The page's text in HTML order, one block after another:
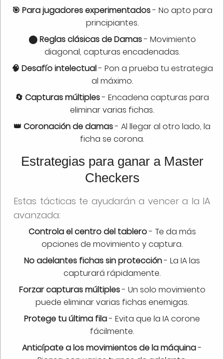
🎯 Para jugadores experimentados- No apto para
principiantes.
⬤ Reglas clásicas de Damas- Movimiento
diagonal, capturas encadenadas.
🧠 Desafío intelectual- Pon a prueba tu estrategia
al máximo.
🔄 Capturas múltiples- Encadena capturas para
eliminar varias fichas.
👑 Coronación de damas- Al llegar al otro lado, la
ficha se corona.
Estrategias para ganar a Master
Checkers
Estas tácticas te ayudarán a vencer a la IA
avanzada:
Controla el centro del tablero- Te da más
opciones de movimiento y captura.
No adelantes fichas sin protección- La IA las
capturará rápidamente.
Forzar capturas múltiples- Un solo movimiento
puede eliminar varias fichas enemigas.
Protege tu última fila- Evita que la IA corone
fácilmente.
Anticípate a los movimientos de la máquina-